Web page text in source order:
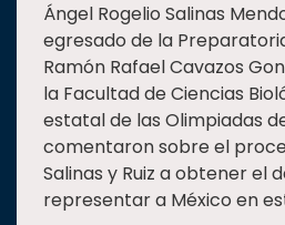
Ángel Rogelio Salinas
egresado de la
Ramón Rafael Cavazos
la Facultad de Ciencias
estatal de las Olimpiadas
comentaron sobre el
Salinas y Ruiz a obtener el
representar a México en